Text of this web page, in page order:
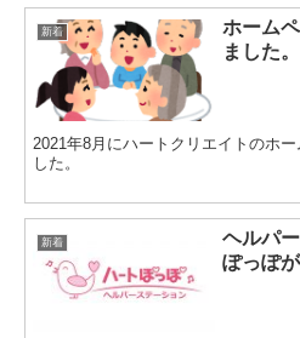
新着
ホーム
ました。
2021年8月にハートクリエイトのホ
した。
新着
ヘルパ
ぽっぽ